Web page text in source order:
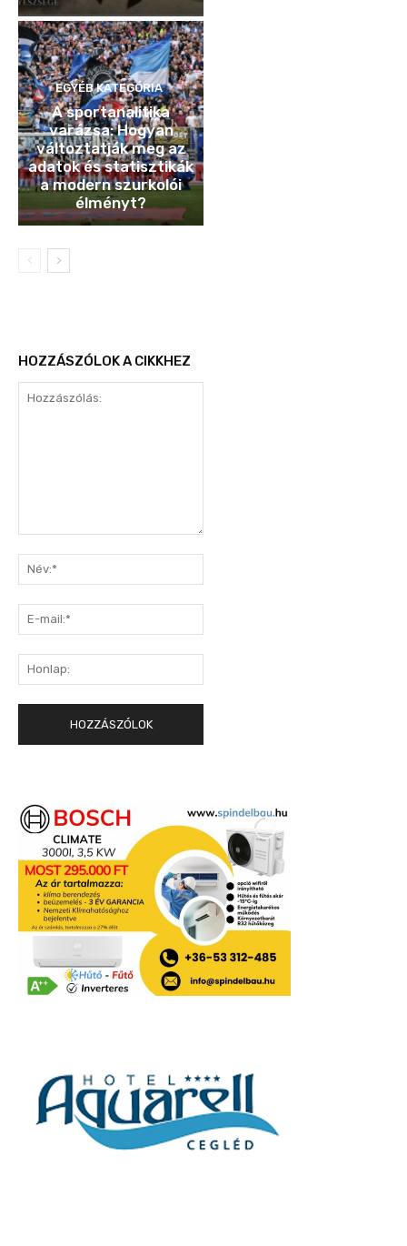
EGYÉB KATEGÓRIA
A sportanalitika
varázsa: Hogyan
változtatják meg az
adatok és statisztikák
a modern szurkolói
élményt?
HOZZÁSZÓLOK A CIKKHEZ
mail:*